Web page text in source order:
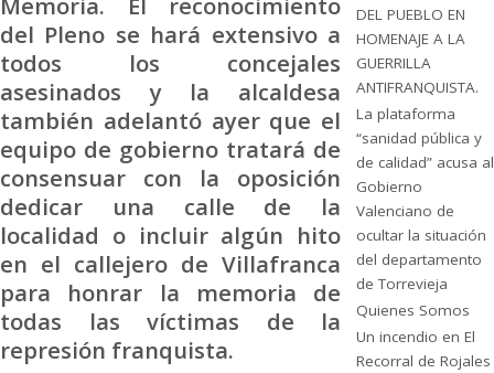
del Pleno se hará extensivo a
todos los concejales
asesinados y la alcaldesa
también adelantó ayer que el
equipo de gobierno tratará de
consensuar con la oposición
dedicar una calle de la
localidad o incluir algún hito
en el callejero de Villafranca
para honrar la memoria de
todas las víctimas de la
represión franquista.
DEL PUEBLO EN
HOMENAJE A LA
GUERRILLA
ANTIFRANQUISTA.
La plataforma
“sanidad pública y
de calidad” acusa al
Gobierno
Valenciano de
ocultar la situación
del departamento
de Torrevieja
Quienes Somos
Un incendio en El
Recorral de Rojales